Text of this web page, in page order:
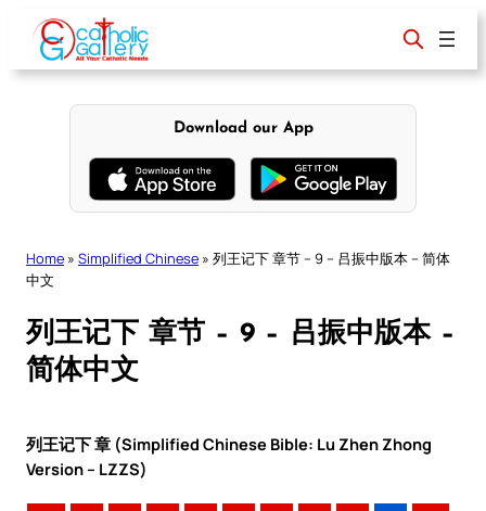
content
Download our App
Home » Simplified Chinese » 列王记下 章节 – 9 – 吕振中版本 – 简体
中文
列王记下 章节 – 9 – 吕振中版本 –
简体中文
列王记下 章 (Simplified Chinese Bible: Lu Zhen Zhong
Version – LZZS)